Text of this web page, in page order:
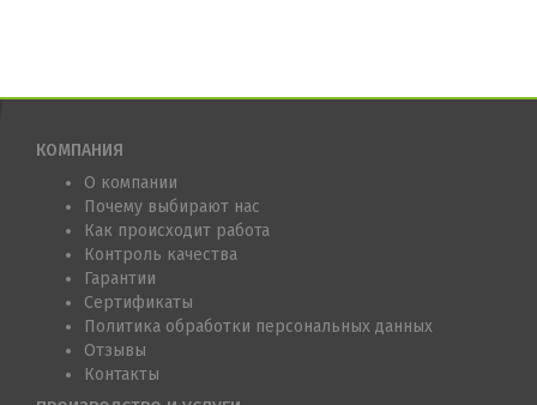
КОМПАНИЯ
О компании
Почему выбирают нас
Как происходит работа
Контроль качества
Гарантии
Сертификаты
Политика обработки персональных данных
Отзывы
Контакты